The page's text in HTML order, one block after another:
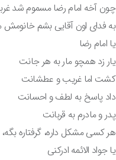
چون آخه امام رضا مسموم شد
به فدای اون آقایی بشم
یا امام رضا
یار زد همچو مار به هر جانت
کشت اما غریب و عطشانت
داد پاسخ به لطف و احسانت
پدر و مادرم به قربانت
هر کسی مشکل داره، گرفتاره بگه،
یا جواد الائمه ادرکنی